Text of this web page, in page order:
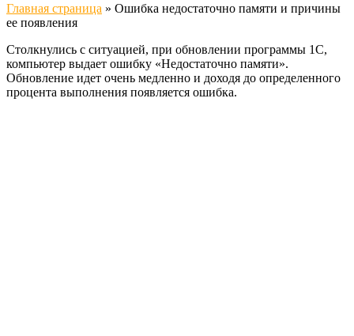
Главная страница » Ошибка недостаточно памяти и причины
ее появления
Столкнулись с ситуацией, при обновлении программы 1С,
компьютер выдает ошибку «Недостаточно памяти».
Обновление идет очень медленно и доходя до определенного
процента выполнения появляется ошибка.